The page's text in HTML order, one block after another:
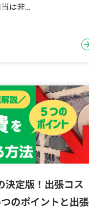
は非...
決定版！出張コス
のポイントと出張